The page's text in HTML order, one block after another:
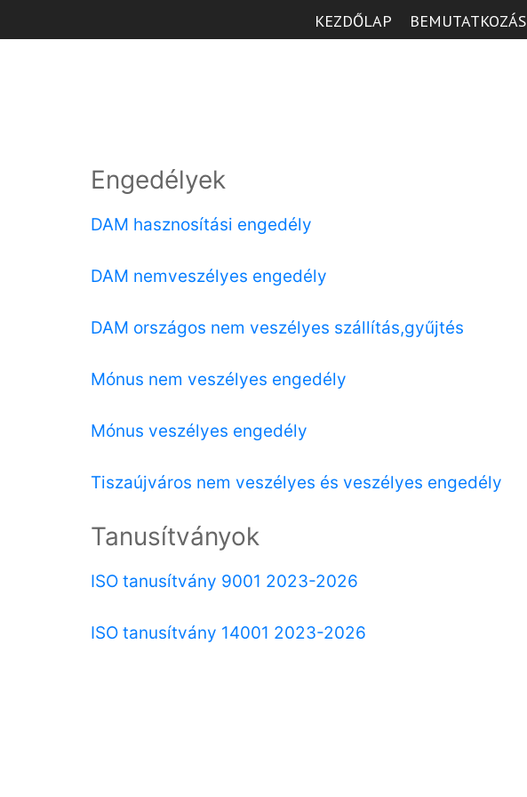
KEZDŐLAP BEMUTATKOZÁS
Engedélyek
DAM hasznosítási engedély
DAM nemveszélyes engedély
DAM országos nem veszélyes szállítás,gyűjtés
Mónus nem veszélyes engedély
Mónus veszélyes engedély
Tiszaújváros nem veszélyes és veszélyes engedély
Tanusítványok
ISO tanusítvány 9001 2023-2026
ISO tanusítvány 14001 2023-2026